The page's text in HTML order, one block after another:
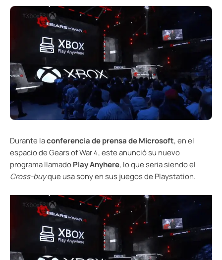
Durante laconferencia de prensa de Microsoft, en el
espacio de Gears of War 4, este anunció su nuevo
programa llamadoPlay Anyhere, lo que seria siendo el
Cross-buyque usa sony en sus juegos de Playstation.